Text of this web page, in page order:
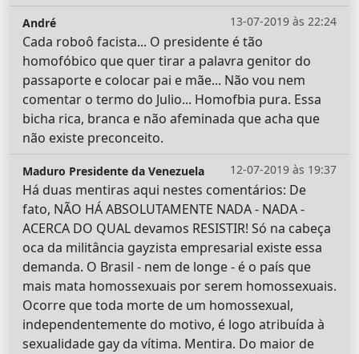
13-07-2019 às 22:24
André
Cada roboô facista... O presidente é tão
homofóbico que quer tirar a palavra genitor do
passaporte e colocar pai e mãe... Não vou nem
comentar o termo do Julio... Homofbia pura. Essa
bicha rica, branca e não afeminada que acha que
não existe preconceito.
12-07-2019 às 19:37
Maduro Presidente da Venezuela
Há duas mentiras aqui nestes comentários: De
fato, NÃO HÁ ABSOLUTAMENTE NADA - NADA -
ACERCA DO QUAL devamos RESISTIR! Só na cabeça
oca da militância gayzista empresarial existe essa
demanda. O Brasil - nem de longe - é o país que
mais mata homossexuais por serem homossexuais.
Ocorre que toda morte de um homossexual,
independentemente do motivo, é logo atribuída à
sexualidade gay da vítima. Mentira. Do maior de